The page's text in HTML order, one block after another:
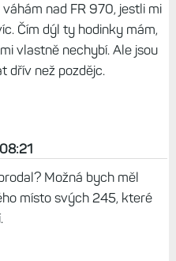
nad FR 970, jestli mi
Čím dýl ty hodinky mám,
vlastně nechybí. Ale jsou
dřív než pozdějc.
Možná bych měl
místo svých 245, které